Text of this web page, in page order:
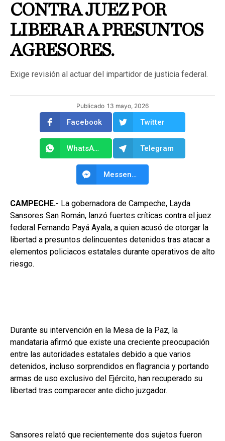
CONTRA JUEZ POR
LIBERAR A PRESUNTOS
AGRESORES.
Exige revisión al actuar del impartidor de justicia federal.
Publicado 13 mayo, 2026
Facebook Twitter
WhatsApp Telegram
Messenger
CAMPECHE.- La gobernadora de Campeche, Layda
Sansores San Román, lanzó fuertes críticas contra el juez
federal Fernando Payá Ayala, a quien acusó de otorgar la
libertad a presuntos delincuentes detenidos tras atacar a
elementos policiacos estatales durante operativos de alto
riesgo.
Durante su intervención en la Mesa de la Paz, la
mandataria afirmó que existe una creciente preocupación
entre las autoridades estatales debido a que varios
detenidos, incluso sorprendidos en flagrancia y portando
armas de uso exclusivo del Ejército, han recuperado su
libertad tras comparecer ante dicho juzgador.
Sansores relató que recientemente dos sujetos fueron